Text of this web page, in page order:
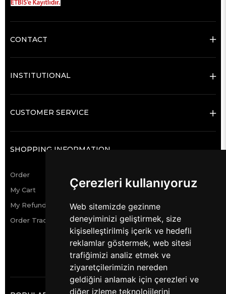
Çerezleri kullanıyoruz
Web sitemizde gezinme
deneyiminizi geliştirmek, size
kişiselleştirilmiş içerik ve hedefli
reklamlar göstermek, web sitesi
trafiğimizi analiz etmek ve
ziyaretçilerimizin nereden
geldiğini anlamak için çerezleri ve
diğer izleme teknolojilerini
CONTACT
INSTITUTIONAL
CUSTOMER SERVICE
SHOPPING INFORMATION
Order
My Cart
My Refund Requests
Order Tracking